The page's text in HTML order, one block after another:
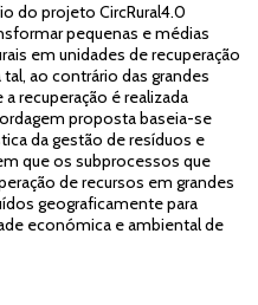
do projeto CircRural4.0
pequenas e médias
em unidades de recuperação
tal, ao contrário das grandes
recuperação é realizada
proposta baseia-se
da gestão de resíduos e
que os subprocessos que
de recursos em grandes
geograficamente para
económica e ambiental de